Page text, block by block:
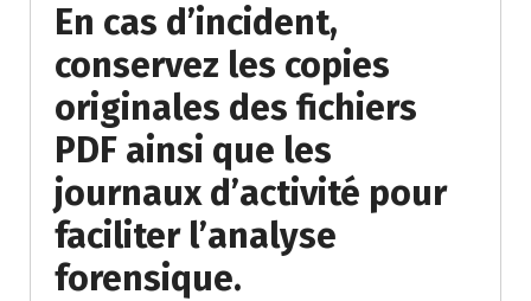
En cas d’incident,
conservez les copies
originales des fichiers
PDF ainsi que les
journaux d’activité pour
faciliter l’analyse
forensique.